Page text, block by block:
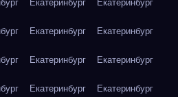
Екатеринбург Екатеринбург
Екатеринбург Екатеринбург
Екатеринбург Екатеринбург
Екатеринбург Екатеринбург